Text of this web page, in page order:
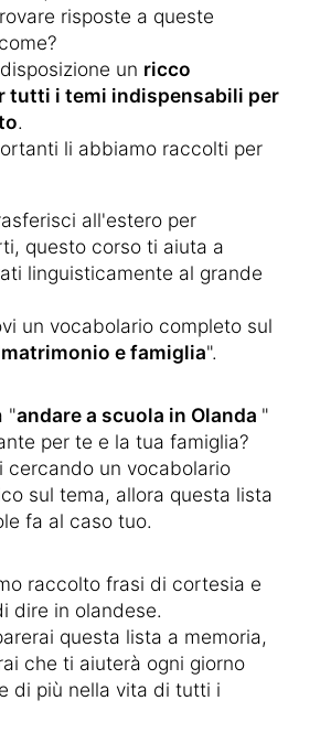
risposte a queste
un ricco
tutti i temi indispensabili per
.
li abbiamo raccolti per
all'estero per
questo corso ti aiuta a
linguisticamente al grande
un vocabolario completo sul
matrimonio e famiglia".
"andare a scuola in Olanda "
per te e la tua famiglia?
cercando un vocabolario
sul tema, allora questa lista
fa al caso tuo.
raccolto frasi di cortesia e
dire in olandese.
questa lista a memoria,
che ti aiuterà ogni giorno
di più nella vita di tutti i